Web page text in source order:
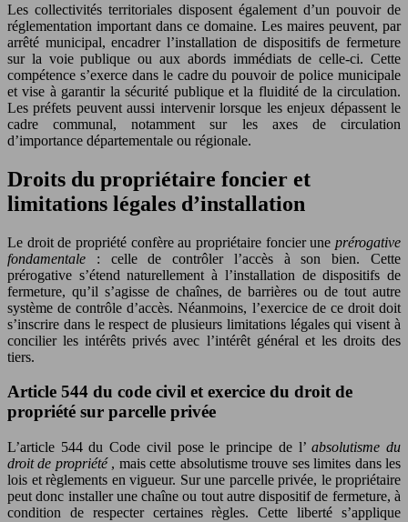
Les collectivités territoriales disposent également d’un pouvoir de
réglementation important dans ce domaine. Les maires peuvent, par
arrêté municipal, encadrer l’installation de dispositifs de fermeture
sur la voie publique ou aux abords immédiats de celle-ci. Cette
compétence s’exerce dans le cadre du pouvoir de police municipale
et vise à garantir la sécurité publique et la fluidité de la circulation.
Les préfets peuvent aussi intervenir lorsque les enjeux dépassent le
cadre communal, notamment sur les axes de circulation
d’importance départementale ou régionale.
Droits du propriétaire foncier et
limitations légales d’installation
Le droit de propriété confère au propriétaire foncier une prérogative
fondamentale : celle de contrôler l’accès à son bien. Cette
prérogative s’étend naturellement à l’installation de dispositifs de
fermeture, qu’il s’agisse de chaînes, de barrières ou de tout autre
système de contrôle d’accès. Néanmoins, l’exercice de ce droit doit
s’inscrire dans le respect de plusieurs limitations légales qui visent à
concilier les intérêts privés avec l’intérêt général et les droits des
tiers.
Article 544 du code civil et exercice du droit de
propriété sur parcelle privée
L’article 544 du Code civil pose le principe de l’absolutisme du
droit de propriété , mais cette absolutisme trouve ses limites dans les
lois et règlements en vigueur. Sur une parcelle privée, le propriétaire
peut donc installer une chaîne ou tout autre dispositif de fermeture, à
condition de respecter certaines règles. Cette liberté s’applique